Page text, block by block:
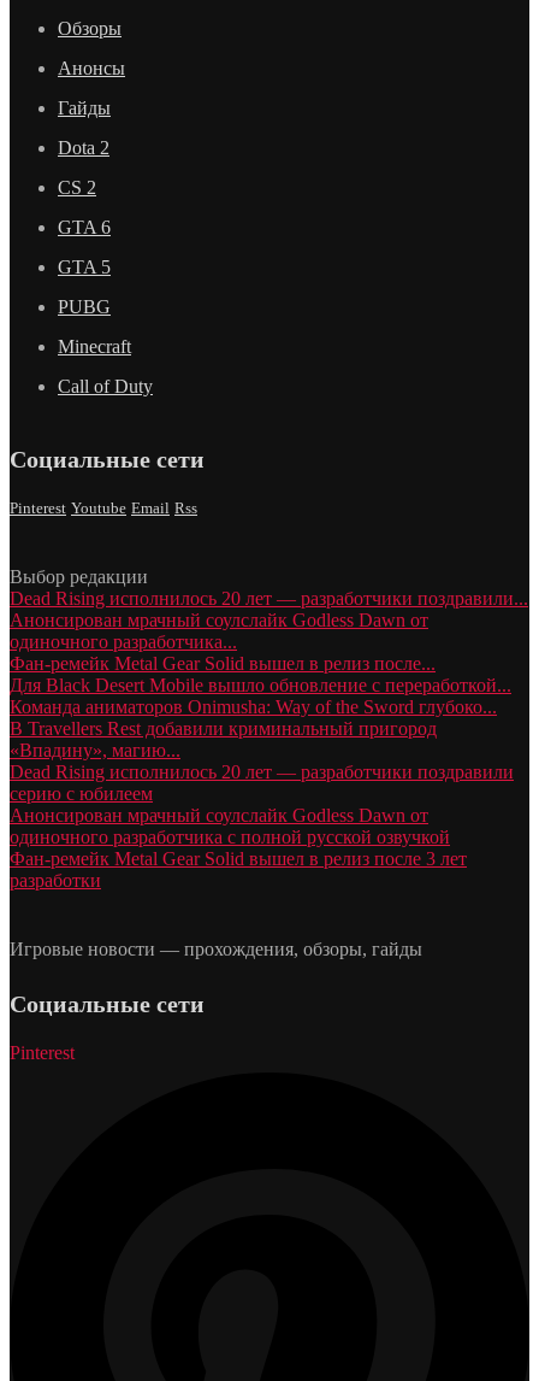
Обзоры
Анонсы
Гайды
Dota 2
CS 2
GTA 6
GTA 5
PUBG
Minecraft
Call of Duty
Социальные сети
Pinterest Youtube Email Rss
Выбор редакции
Dead Rising исполнилось 20 лет — разработчики поздравили...
Анонсирован мрачный соулслайк Godless Dawn от
одиночного разработчика...
Фан-ремейк Metal Gear Solid вышел в релиз после...
Для Black Desert Mobile вышло обновление с переработкой...
Команда аниматоров Onimusha: Way of the Sword глубоко...
В Travellers Rest добавили криминальный пригород
«Впадину», магию...
Dead Rising исполнилось 20 лет — разработчики поздравили
серию с юбилеем
Анонсирован мрачный соулслайк Godless Dawn от
одиночного разработчика с полной русской озвучкой
Фан-ремейк Metal Gear Solid вышел в релиз после 3 лет
разработки
Игровые новости — прохождения, обзоры, гайды
Социальные сети
Pinterest